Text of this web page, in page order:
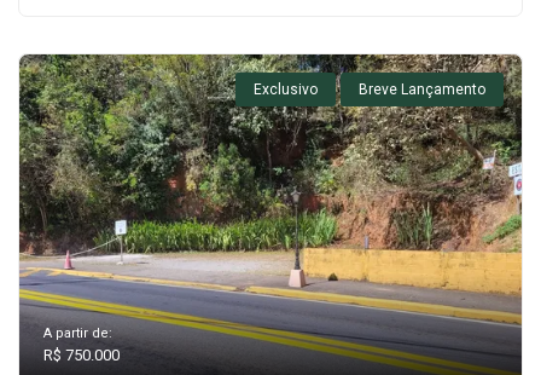
Exclusivo Breve Lançamento
A partir de:
R$ 750.000